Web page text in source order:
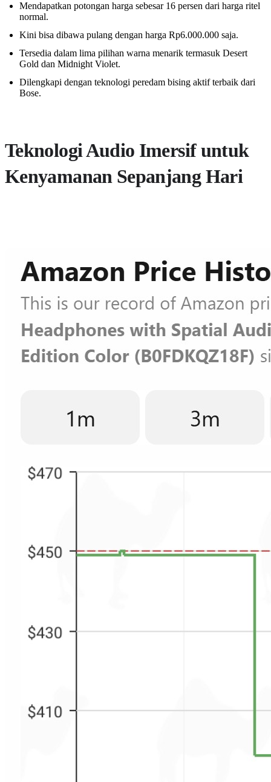
Mendapatkan potongan harga sebesar 16 persen dari harga ritel
normal.
Kini bisa dibawa pulang dengan harga Rp6.000.000 saja.
Tersedia dalam lima pilihan warna menarik termasuk Desert
Gold dan Midnight Violet.
Dilengkapi dengan teknologi peredam bising aktif terbaik dari
Bose.
Teknologi Audio Imersif untuk
Kenyamanan Sepanjang Hari